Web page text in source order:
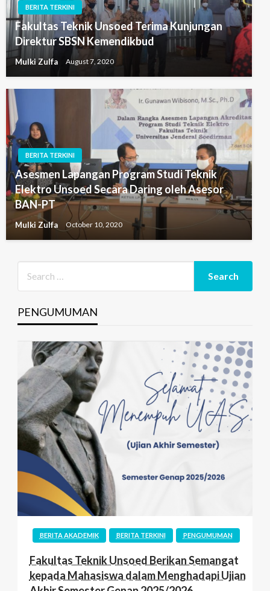
BERITA TERKINI
Fakultas Teknik Unsoed Terima Kunjungan
Direktur SBSN Kemendikbud
Mulki Zulfa August 7, 2020
BERITA TERKINI
Asesmen Lapangan Program Studi Teknik
Elektro Unsoed Secara Daring oleh Asesor
BAN-PT
Mulki Zulfa October 10, 2020
PENGUMUMAN
BERITA AKADEMIK BERITA TERKINI PENGUMUMAN
Fakultas Teknik Unsoed Berikan Semangat
kepada Mahasiswa dalam Menghadapi Ujian